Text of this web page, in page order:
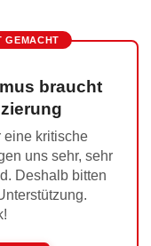
GEMACHT
braucht
eine kritische
uns sehr, sehr
Deshalb bitten